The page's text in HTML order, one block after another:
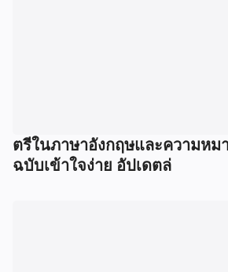
ตรีในภาษาอังกฤษและความหม
ฉบับเข้าใจง่าย อัปเดตล่